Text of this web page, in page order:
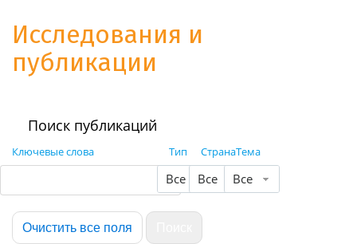
Исследования и
публикации
Поиск публикаций
Ключевые слова Тип
Все
Страна
Все
Тема
Все